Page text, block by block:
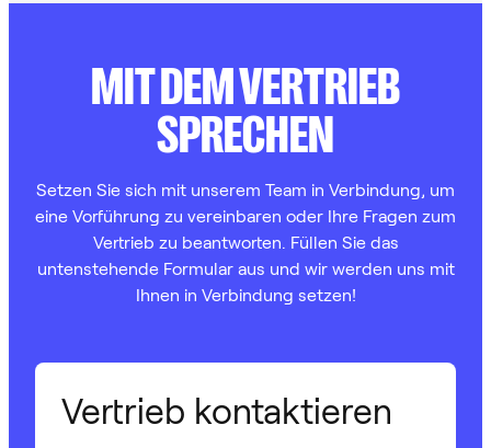
MIT DEM VERTRIEB
SPRECHEN
Setzen Sie sich mit unserem Team in Verbindung, um
eine Vorführung zu vereinbaren oder Ihre Fragen zum
Vertrieb zu beantworten. Füllen Sie das
untenstehende Formular aus und wir werden uns mit
Ihnen in Verbindung setzen!
Vertrieb kontaktieren